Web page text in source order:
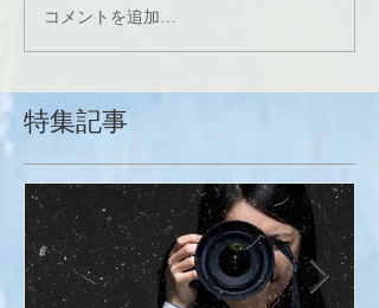
コメントを追加…
特集記事